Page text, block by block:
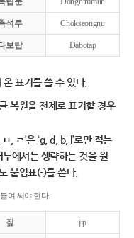
석루 Chokseongnu
보탑 Dabotap
표기를 쓸 수 있다.
복원을 전제로 표기할 경우
, ㄹ’은 ‘g, d, b, l’로만 적는
두에서는 생략하는 것을 원
붙임표(-)를 쓴다.
여 써야 한다.
짚 jip